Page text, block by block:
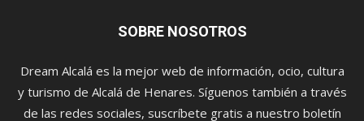
SOBRE NOSOTROS
Dream Alcalá es la mejor web de información, ocio, cultura
y turismo de Alcalá de Henares. Síguenos también a través
de las redes sociales, suscríbete gratis a nuestro boletín